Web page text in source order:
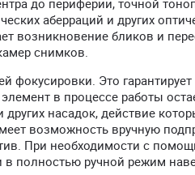
до периферии, точной
аберраций и других
возникновение бликов и
снимков.
фокусировки. Это
в процессе работы
насадок, действие
возможность вручную
При необходимости с
полностью ручной режим